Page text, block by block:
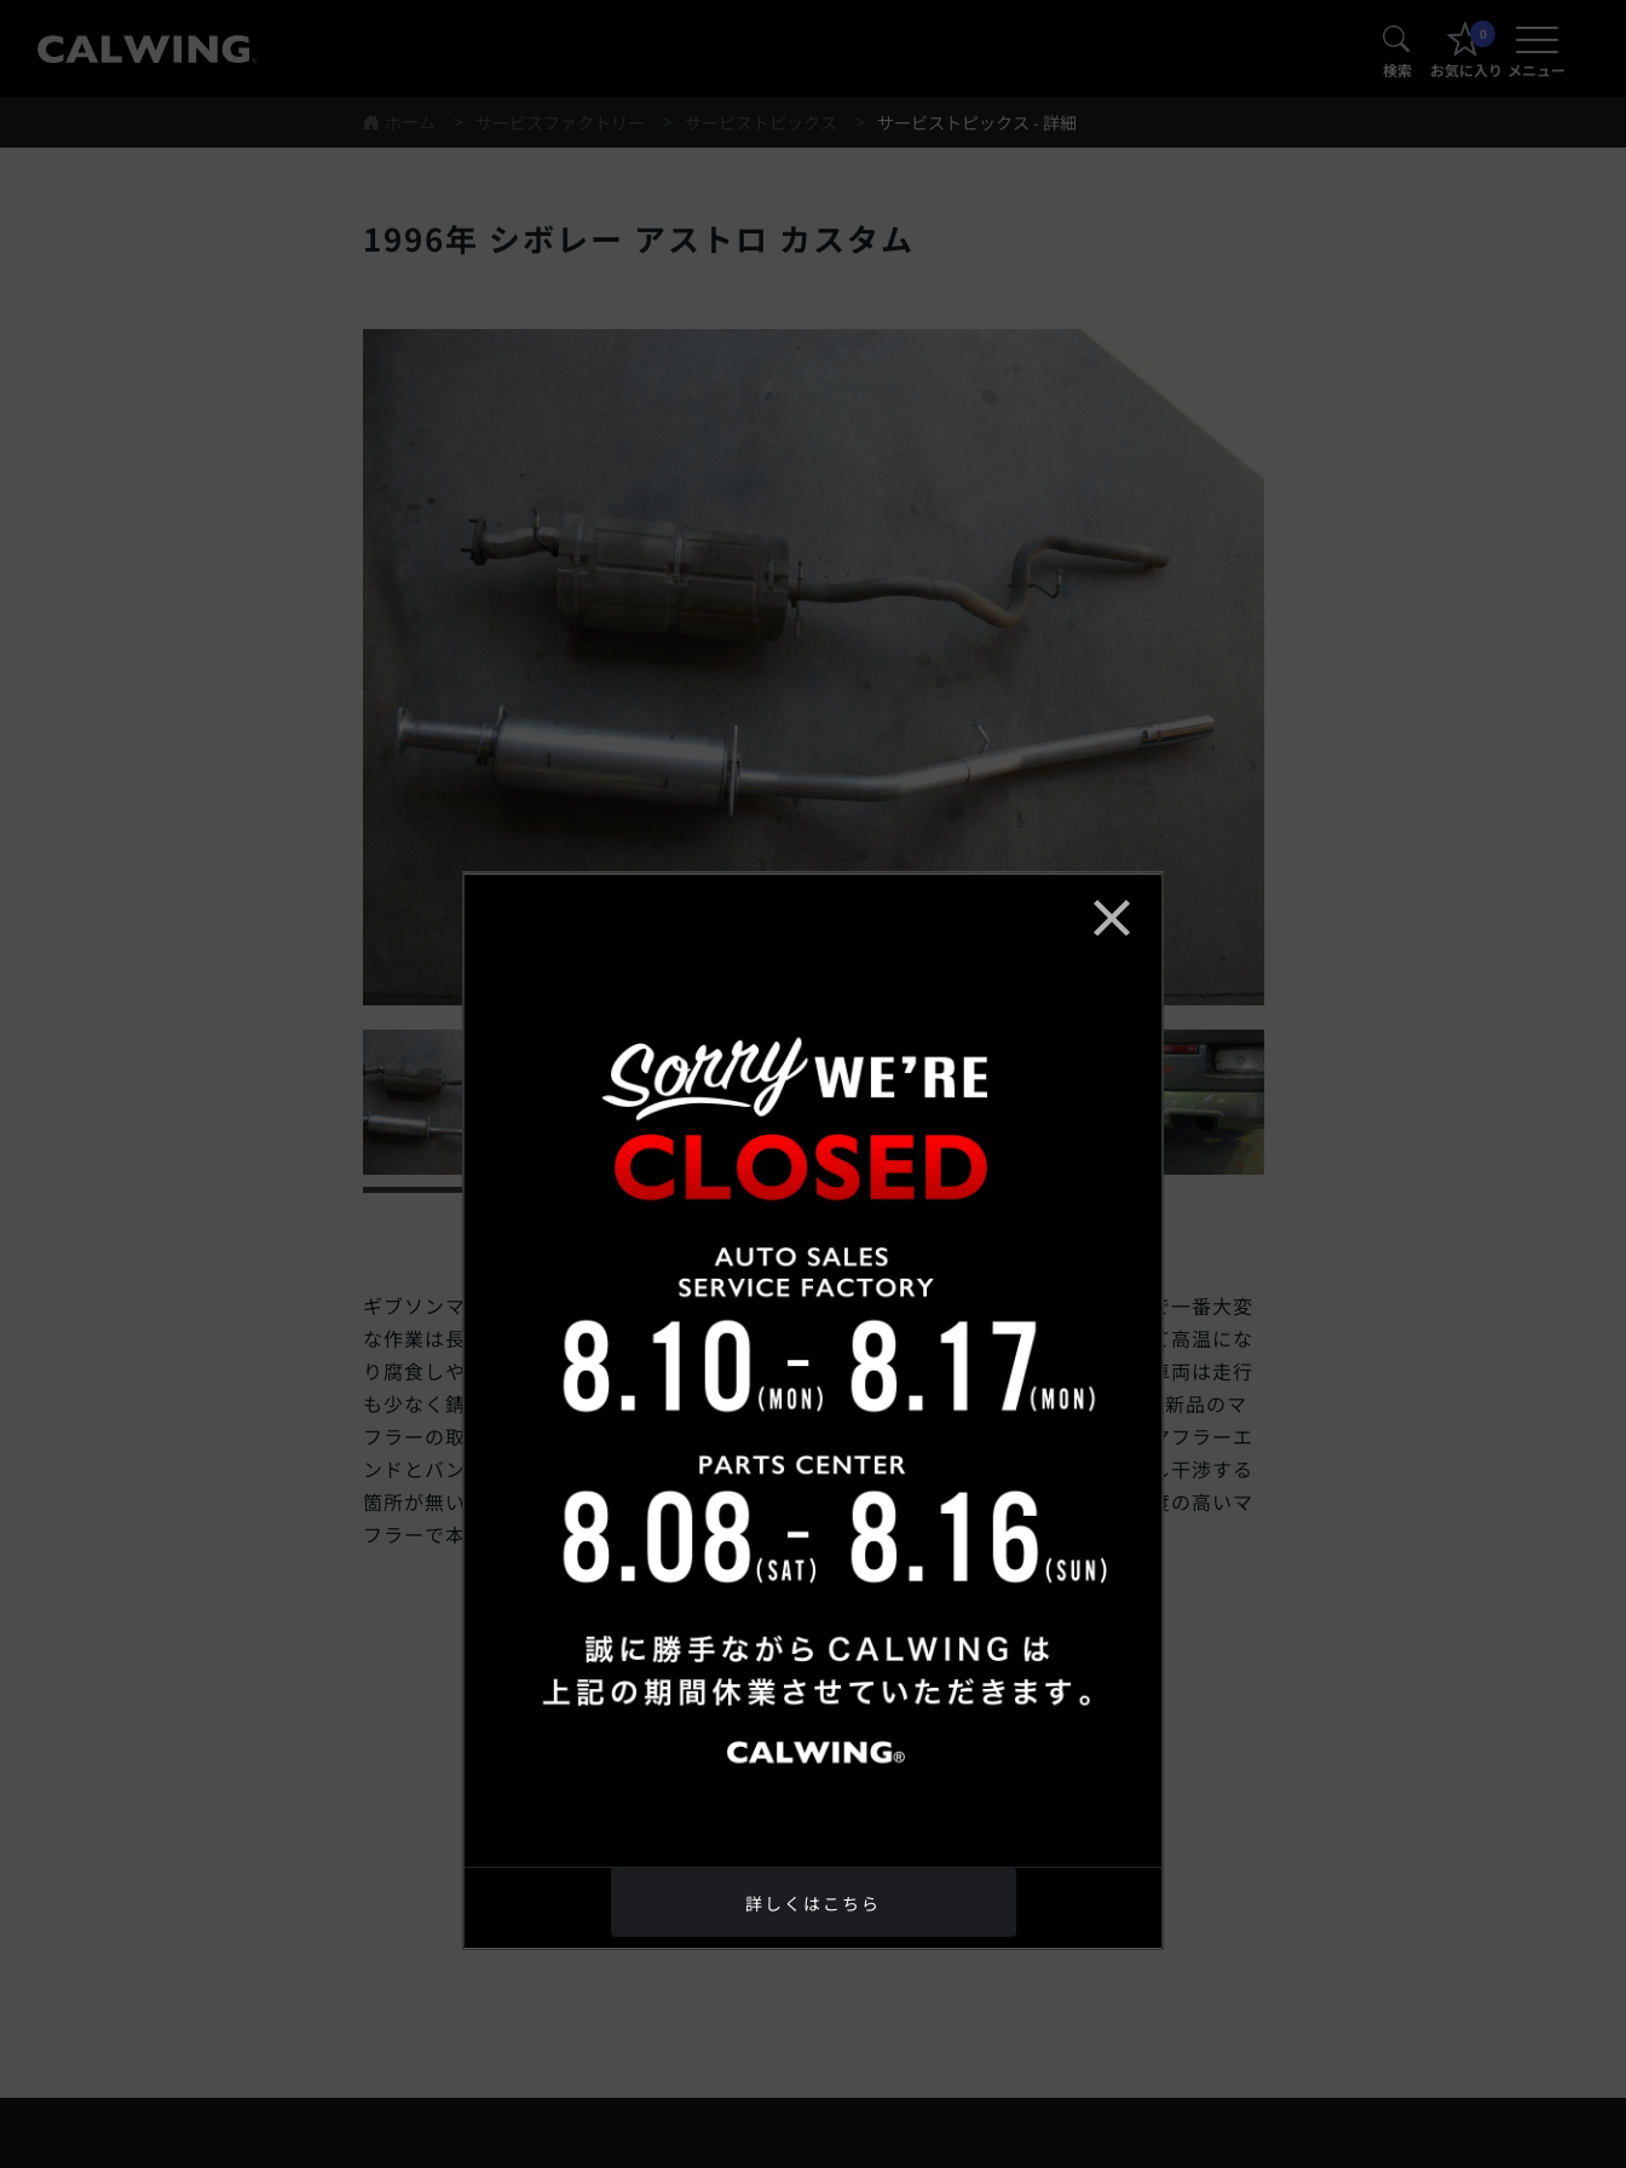
® 検索
0
お気に入り メニュー
サービストピックス - 詳細
1996年 シボレー アストロ カスタム
ギブソンマフラーのストレート、シングルの取り付けを致しました。 マフラーの交換で一番大変
な作業は長年使用したマフラーの取り外しです。 特にマフラーは排気の熱を直接受けて高温にな
り腐食しやすい箇所ですのでボルトを折らないように慎重に外していきます。 今回の車両は走行
も少なく錆びもほとんど無い状態の良い車両でしたので取り外しは問題なく完了し次に新品のマ
フラーの取り付けに移ります。 車種専用設計ですので純正と同じ場所に組み付けをしマフラーエ
ンドとバンパーのクリアランスの調整を細かく行います。 組み付けが完了し試運転をし干渉する
箇所が無い事を確認し作業完了です。 ギブソンマフラーはアメリカではもっとも知名度の高いマ
フラーで本場アメリカサウンドを堪能できるアイテムです。
トピックス一覧へもどる
詳しくはこちら